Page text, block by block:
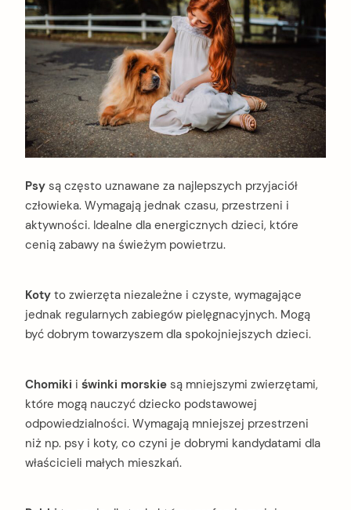
Psy są często uznawane za najlepszych przyjaciół
człowieka. Wymagają jednak czasu, przestrzeni i
aktywności. Idealne dla energicznych dzieci, które
cenią zabawy na świeżym powietrzu.
Koty to zwierzęta niezależne i czyste, wymagające
jednak regularnych zabiegów pielęgnacyjnych. Mogą
być dobrym towarzyszem dla spokojniejszych dzieci.
Chomiki i świnki morskie są mniejszymi zwierzętami,
które mogą nauczyć dziecko podstawowej
odpowiedzialności. Wymagają mniejszej przestrzeni
niż np. psy i koty, co czyni je dobrymi kandydatami dla
właścicieli małych mieszkań.